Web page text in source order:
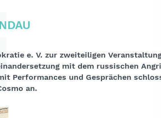
e. V. zur zweiteiligen
mit dem russischen
Performances und Gesprächen
an.